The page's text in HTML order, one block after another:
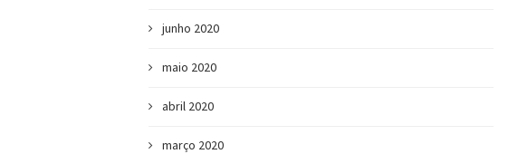
junho 2020
maio 2020
abril 2020
março 2020